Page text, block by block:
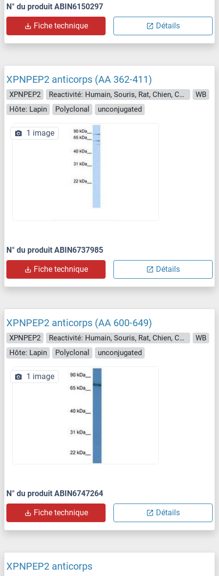
N° du produit ABIN6150297
Fiche technique Détails
XPNPEP2 anticorps (AA 362-411)
XPNPEP2 Reactivité: Humain, Souris, Rat, Chien, Cheval, Cobaye, Singe, Roussette (Chauve-souris)
WB
Hôte: Lapin
Polyclonal unconjugated
1 image
N° du produit ABIN6737985
Fiche technique Détails
XPNPEP2 anticorps (AA 600-649)
XPNPEP2 Reactivité: Humain, Souris, Rat, Chien, Cheval, Lapin, Singe
WB
Hôte: Lapin
Polyclonal unconjugated
1 image
N° du produit ABIN6747264
Fiche technique Détails
XPNPEP2 anticorps